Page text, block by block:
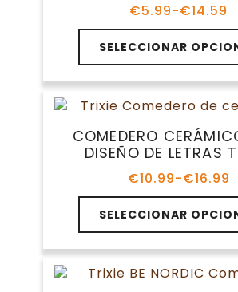
en
página
de
producto
€5.99-€14.59
Rango
de
precios:
desde
€5.99
hasta
€14.59
SELECCIONAR
Este
producto
tiene
múltiples
variantes.
opciones
se
pueden
elegir
la
página
de
producto
COMEDERO
DISEÑO DE LETRAS
€10.99-€16.99
Rango
de
precios:
desde
€10.99
hasta
€16.99
SELECCIONAR
Este
producto
tiene
múltiples
variantes.